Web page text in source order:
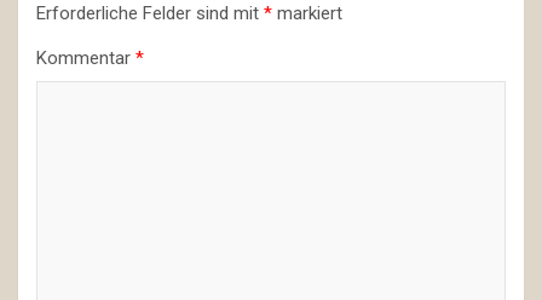
Erforderliche Felder sind mit * markiert
Kommentar *